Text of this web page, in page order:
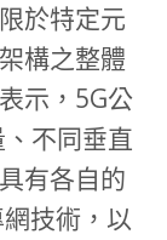
於特定元
構之整體
示，5G公
不同垂直
有各自的
技術，以